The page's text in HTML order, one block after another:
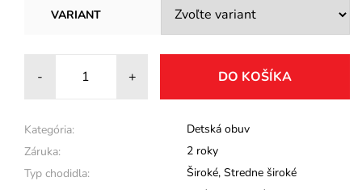
VARIANT
- +
Kategória:
Detská obuv
Záruka:
2 roky
Typ chodidla:
Široké, Stredne široké